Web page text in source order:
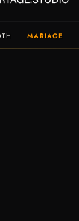
MARIAGE